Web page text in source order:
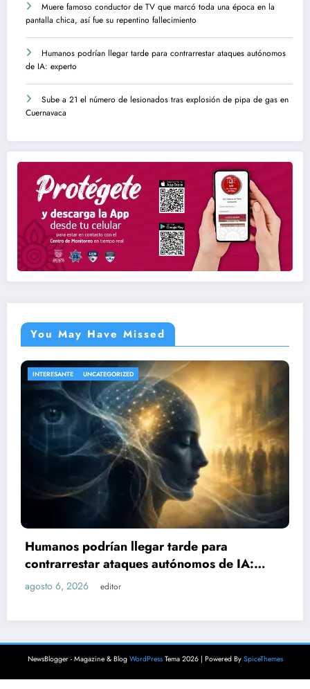
Muere famoso conductor de TV que marcó toda una época en la
pantalla chica, así fue su repentino fallecimiento
Humanos podrían llegar tarde para contrarrestar ataques autónomos
de IA: experto
Sube a 21 el número de lesionados tras explosión de pipa de gas en
Cuernavaca
You May Have Missed
NACIONAL UNCATEGORIZED
Sube a 21 el número de lesionados tras
explosión de pipa de gas en Cuernavaca
agosto 6, 2026 editor
NewsBlogger - Magazine & BlogWordPressTema 2026 | Powered BySpiceThemes